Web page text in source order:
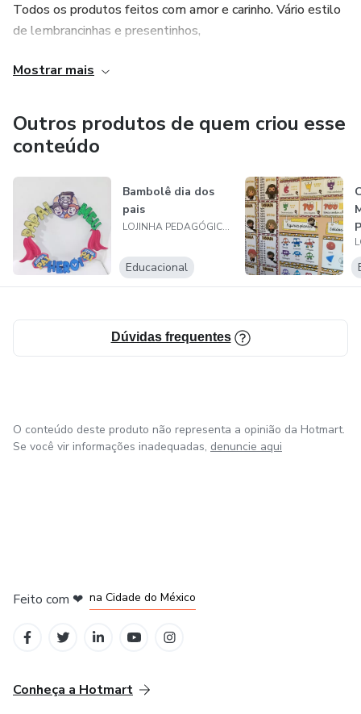
Todos os produtos feitos com amor e carinho. Vário estilo
de lembrancinhas e presentinhos,
Faça parte dessa família e descubra novos horizontes e
Mostrar mais
Outros produtos de quem criou esse
conteúdo
Bambolê dia dos
pais
LOJINHA PEDAGÓGICA JLT
Educacional
Dúvidas frequentes
O conteúdo deste produto não representa a opinião da Hotmart.
Se você vir informações inadequadas, denuncie aqui
Feito com ❤ na Cidade do México
Conheça a Hotmart